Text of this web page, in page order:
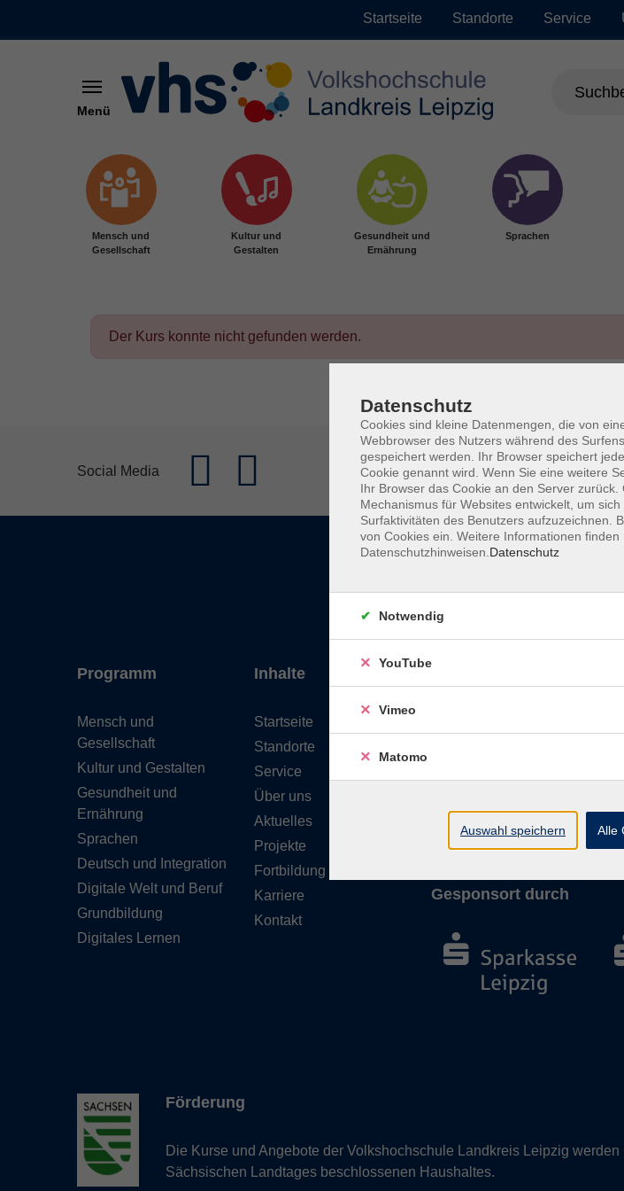
Startseite Standorte Service
Menü
Mensch und
Gesellschaft
Kultur und
Gestalten
Gesundheit und
Ernährung
Sprachen
Der Kurs konnte nicht gefunden werden.
Social Media Impressum
Programm
Mensch und
Gesellschaft
Kultur und Gestalten
Gesundheit und
Ernährung
Sprachen
Deutsch und Integration
Digitale Welt und Beruf
Grundbildung
Digitales Lernen
Inhalte
Startseite
Standorte
Service
Über uns
Aktuelles
Projekte
Fortbildung
Karriere
Kontakt
Gesponsort durch
Förderung
Die Kurse und Angebote der Volkshochschule Landkreis Leipzig
Sächsischen Landtages beschlossenen Haushaltes.
Datenschutz
Cookies sind kleine Datenmengen, die von
Webbrowser des Nutzers während des
gespeichert werden. Ihr Browser speichert
Cookie genannt wird. Wenn Sie eine weitere
Ihr Browser das Cookie an den Server
Mechanismus für Websites entwickelt, um
Surfaktivitäten des Benutzers aufzuzeichnen.
von Cookies ein. Weitere Informationen finden
Datenschutzhinweisen. Datenschutz
Notwendig
YouTube
Vimeo
Matomo
Auswahl speichern Alle